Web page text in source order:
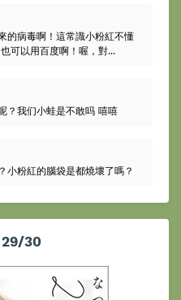
的病毒啊！這常識小粉紅不懂
可以用百度啊！喔，對...
？我们小蛙是不敢吗 嘻嘻
小粉紅的腦袋是都燒壞了嗎？
29/30